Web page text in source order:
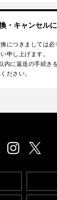
・キャンセル
につきましては必
申し上げます。
内に返送の手続き
ださい。